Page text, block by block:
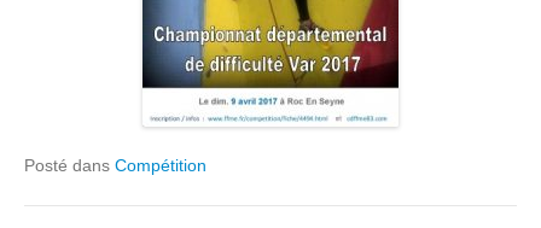
Posté dans Compétition